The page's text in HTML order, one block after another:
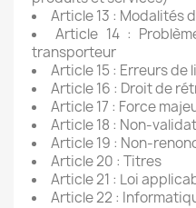
Article 13 : Modalités
Article 14 :
transporteur
Article 15 : Erreurs de
Article 16 : Droit de
Article 17 : Force
Article 18 : Non-
Article 19 : Non-
Article 20 : Titres
Article 21 : Loi
Article 22 :